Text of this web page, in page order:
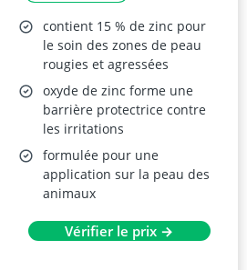
contient 15 % de zinc pour
le soin des zones de peau
rougies et agressées
oxyde de zinc forme une
barrière protectrice contre
les irritations
formulée pour une
application sur la peau des
animaux
Vérifier le prix →